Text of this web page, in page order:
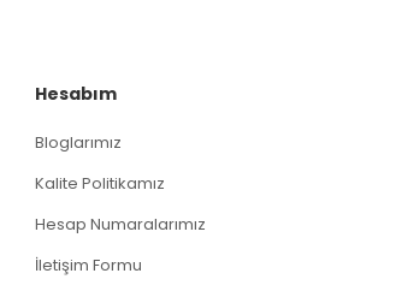
Hesabım
Bloglarımız
Kalite Politikamız
Hesap Numaralarımız
İletişim Formu